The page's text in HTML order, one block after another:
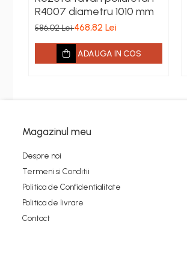
Fronton
Șeminee decorative
Panouri pentru tavan
Console de interior
Accesorii profile decorative
Parchet Triplu Stratificat
R4007 diametru 1010 mm
586,02 Lei468,82 Lei
ADAUGA IN COS
Magazinul meu
Despre noi
Termeni si Conditii
Politica de Confidentialitate
Politica de livrare
Contact